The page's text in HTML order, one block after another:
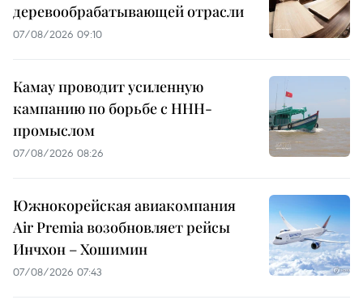
деревообрабатывающей отрасли
07/08/2026 09:10
Камау проводит усиленную
кампанию по борьбе с ННН-
промыслом
07/08/2026 08:26
Южнокорейская авиакомпания
Air Premia возобновляет рейсы
Инчхон – Хошимин
07/08/2026 07:43